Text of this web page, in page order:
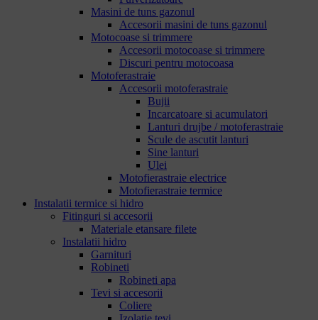
Masini de tuns gazonul
Accesorii masini de tuns gazonul
Motocoase si trimmere
Accesorii motocoase si trimmere
Discuri pentru motocoasa
Motoferastraie
Accesorii motoferastraie
Bujii
Incarcatoare si acumulatori
Lanturi drujbe / motoferastraie
Scule de ascutit lanturi
Sine lanturi
Ulei
Motofierastraie electrice
Motofierastraie termice
Instalatii termice si hidro
Fitinguri si accesorii
Materiale etansare filete
Instalatii hidro
Garnituri
Robineti
Robineti apa
Tevi si accesorii
Coliere